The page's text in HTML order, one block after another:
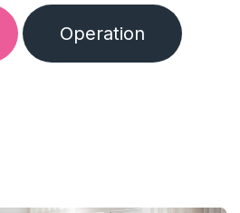
Operatio​​​​n